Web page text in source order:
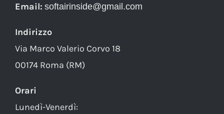
Email: softairinside@gmail.com
Indirizzo
Via Marco Valerio Corvo 18
00174 Roma (RM)
Orari
Lunedì-Venerdì: